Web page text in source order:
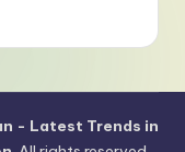
- Latest Trends in